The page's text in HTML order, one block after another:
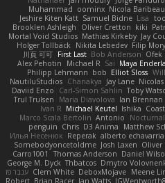
Muhammad oominx Nicola Baribeau
Jeshire Kiten Katt Samuel Bidne Lisa
Brooklen Ashleigh
Oliver Cretton kiki
Mortal Void Studios Mathias Kirkeby Jay
Holger Tollbäck Nikita Lebedev Filip
川頁 可可 First Last Bob Anderson Ofek
Alex Pehotin
Michael R Sai Maya
Philipp Lehmann bob Elliot Sloss
NautiluStudios Chanakya Jay Lane Nicolas
Daviid Enzo
Carl-Simon Sahlin Toby
Trul Trulsen
Maria Diavolova Ian Brennan
Ivan R Michael Keutel Ishika
Marco Scala Bertolin Antonio
penguin Chris D3 Anima Matthew
Илья Несенюк Reperak alberto echavarria
Somebodyoncetoldme Josh Laxen Oliver
Carro1001
Thomas Anderson Daniel
George M. Dyck Thbatcos Dmytro
ענבר פז Clem White DeboxMojave Meene
Robert Brian Racer Ian Watts